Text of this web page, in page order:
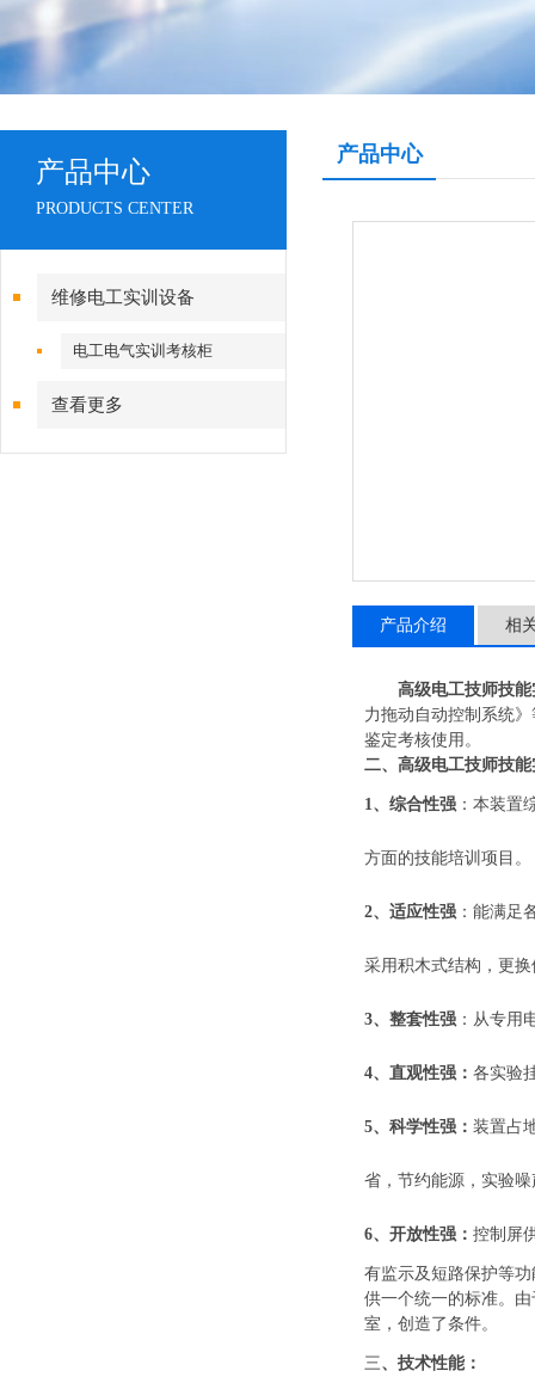
产品中心
PRODUCTS CENTER
维修电工实训设备
电工电气实训考核柜
查看更多
产品中心
产品介绍 相
高级电工技师技
力拖动自动控制系统
鉴定考核使用。
二、 高级电工技师技
1、综合性强 ： 本装置
方面的技能培训 项目。
2、适应性强 ： 能满足
采用积木式结构，更
3、整套性强 ： 从专用
4、直观性强 ： 各实验
5、科学性强 ： 装置占
省，节约能源，实验
6、开放性强 ： 控制屏
有监示及短路保护等
供一个统一的标准。
室，创造了条件。
三、技术性能：